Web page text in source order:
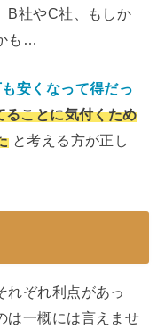
B社やC社、もしか
も…
安くなって得だっ
ることに気付くため
と考える方が正し
れぞれ利点があっ
は一概には言えませ